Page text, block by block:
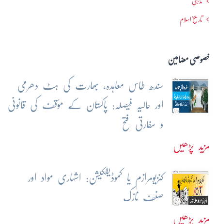
تاریخ اسلام
خصوصی مضامین
سندھ طاس معاہدہ، بھارت کی ہٹ دھرمی
اور حالیہ فیصلہ: پاکستان کے مؤقف کی قانونی
و سفارتی فتح
مزید پڑھیں
کنزیومرازم یا کموڈیفکیشن: اشہاری مواد اور
صنف نازک
مزید پڑھیں